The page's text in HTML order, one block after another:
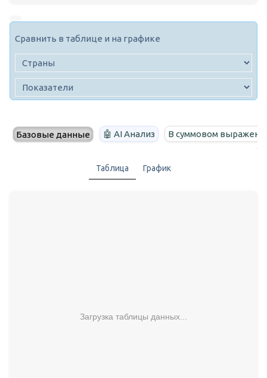
Сравнить в таблице и на графике
Базовые данные 🤖 AI Анализ В суммовом
Таблица График
Загрузка таблицы данных...